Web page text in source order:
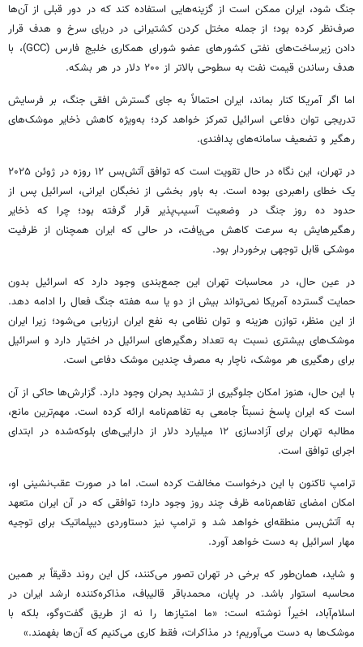
جنگ شود، ایران ممکن است از گزینه‌هایی استفاده کند که در دور قبلی از آن‌ها
صرف‌نظر کرده بود؛ از جمله مختل کردن کشتیرانی در دریای سرخ و هدف قرار
دادن زیرساخت‌های نفتی کشورهای عضو شورای همکاری خلیج فارس (GCC)، با
هدف رساندن قیمت نفت به سطوحی بالاتر از ۲۰۰ دلار در هر بشکه.
اما اگر آمریکا کنار بماند، ایران احتمالاً به جای گسترش افقی جنگ، بر فرسایش
تدریجی توان دفاعی اسرائیل تمرکز خواهد کرد؛ به‌ویژه کاهش ذخایر موشک‌های
رهگیر و تضعیف سامانه‌های پدافندی.
در تهران، این نگاه در حال تقویت است که توافق آتش‌بس ۱۲ روزه در ژوئن ۲۰۲۵
یک خطای راهبردی بوده است. به باور بخشی از نخبگان ایرانی، اسرائیل پس از
حدود ده روز جنگ در وضعیت آسیب‌پذیر قرار گرفته بود؛ چرا که ذخایر
رهگیرهایش به سرعت کاهش می‌یافت، در حالی که ایران همچنان از ظرفیت
موشکی قابل توجهی برخوردار بود.
در عین حال، در محاسبات تهران این جمع‌بندی وجود دارد که اسرائیل بدون
حمایت گسترده آمریکا نمی‌تواند بیش از دو یا سه هفته جنگ فعال را ادامه دهد.
از این منظر، توازن هزینه و توان نظامی به نفع ایران ارزیابی می‌شود؛ زیرا ایران
موشک‌های بیشتری نسبت به تعداد رهگیرهای اسرائیل در اختیار دارد و اسرائیل
برای رهگیری هر موشک، ناچار به مصرف چندین موشک دفاعی است.
با این حال، هنوز امکان جلوگیری از تشدید بحران وجود دارد. گزارش‌ها حاکی از آن
است که ایران پاسخ نسبتاً جامعی به تفاهم‌نامه ارائه کرده است. مهم‌ترین مانع،
مطالبه تهران برای آزادسازی ۱۲ میلیارد دلار از دارایی‌های بلوکه‌شده در ابتدای
اجرای توافق است.
ترامپ تاکنون با این درخواست مخالفت کرده است. اما در صورت عقب‌نشینی او،
امکان امضای تفاهم‌نامه ظرف چند روز وجود دارد؛ توافقی که در آن ایران متعهد
به آتش‌بس منطقه‌ای خواهد شد و ترامپ نیز دستاوردی دیپلماتیک برای توجیه
مهار اسرائیل به دست خواهد آورد.
و شاید، همان‌طور که برخی در تهران تصور می‌کنند، کل این روند دقیقاً بر همین
محاسبه استوار باشد. در پایان، محمدباقر قالیباف، مذاکره‌کننده ارشد ایران در
اسلام‌آباد، اخیراً نوشته است: «ما امتیازها را نه از طریق گفت‌وگو، بلکه با
موشک‌ها به دست می‌آوریم؛ در مذاکرات، فقط کاری می‌کنیم که آن‌ها بفهمند.»